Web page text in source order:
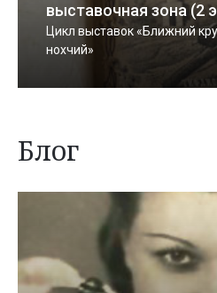
выставочная зона (2
Цикл выставок «Ближний
нохчий»
Блог